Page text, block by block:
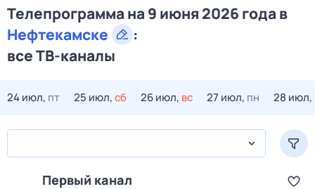
Телепрограмма на 9 июня 2026 года в
Нефтекамске
:
все ТВ-каналы
24 июл, пт 25 июл,сб 26 июл, вс 27 июл, пн 28 июл,
Первый канал